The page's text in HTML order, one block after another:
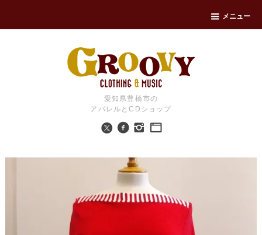
メニュー
愛知県豊橋市の
アパレルとCDショップ